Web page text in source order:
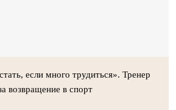
если много трудиться». Тренер
возвращение в спорт